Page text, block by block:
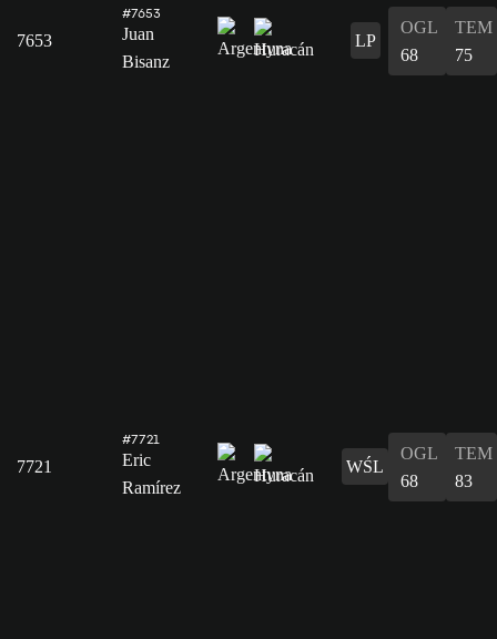
7653
#7653
Juan
Bisanz
LP
OGL
68
TEM
75
7721
#7721
Eric
Ramírez
WŚL
OGL
68
TEM
83